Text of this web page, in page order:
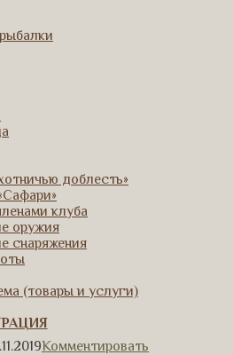
доблесть»
клуба
оружия
снаряжения
(товары и услуги)
Комментировать